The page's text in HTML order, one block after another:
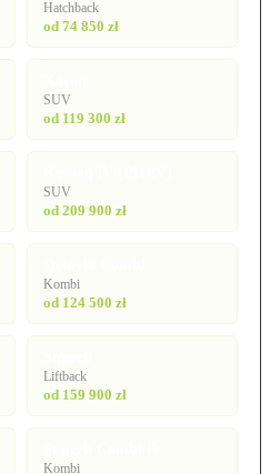
Hatchback
od 74 850 zł
SUV
od 119 300 zł
SUV
od 209 900 zł
Kombi
od 124 500 zł
Liftback
od 159 900 zł
Kombi